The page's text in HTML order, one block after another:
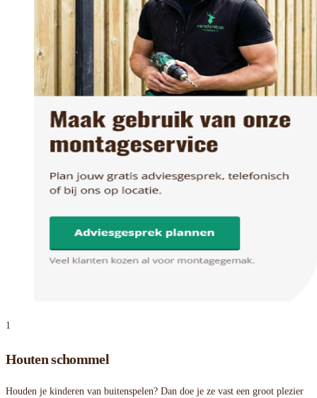
1
Houten schommel
Houden je kinderen van buitenspelen? Dan doe je ze vast een groot plezier